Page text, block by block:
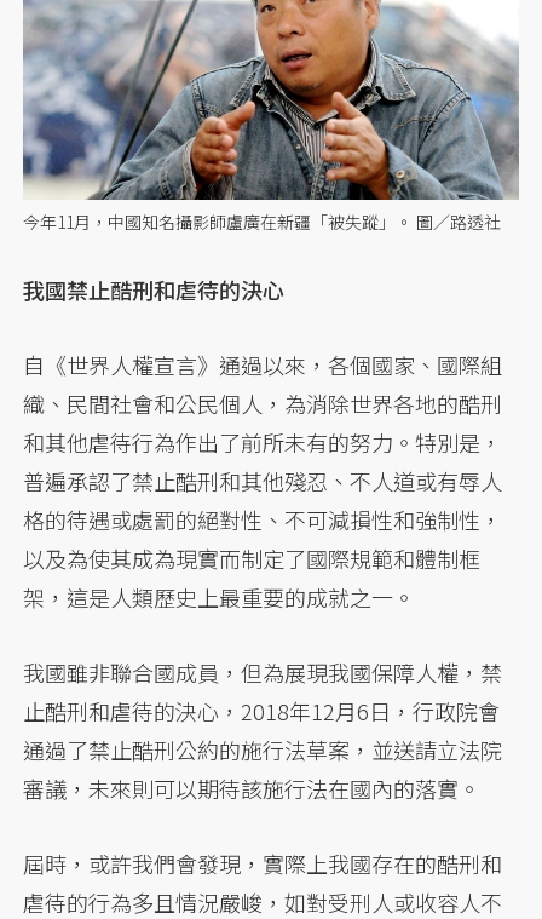
今年11月，中國知名攝影師盧廣在新疆「被失蹤」。 圖／路透社
我國禁止酷刑和虐待的決心
自《世界人權宣言》通過以來，各個國家、國際組
織、民間社會和公民個人，為消除世界各地的酷刑
和其他虐待行為作出了前所未有的努力。特別是，
普遍承認了禁止酷刑和其他殘忍、不人道或有辱人
格的待遇或處罰的絕對性、不可減損性和強制性，
以及為使其成為現實而制定了國際規範和體制框
架，這是人類歷史上最重要的成就之一。
我國雖非聯合國成員，但為展現我國保障人權，禁
止酷刑和虐待的決心，2018年12月6日，行政院會
通過了禁止酷刑公約的施行法草案，並送請立法院
審議，未來則可以期待該施行法在國內的落實。
屆時，或許我們會發現，實際上我國存在的酷刑和
虐待的行為多且情況嚴峻，如對受刑人或收容人不